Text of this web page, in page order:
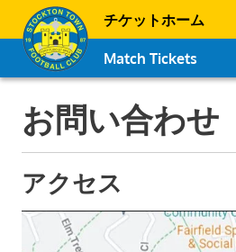
チケットホーム
Match Tickets
お問い合わせ
アクセス